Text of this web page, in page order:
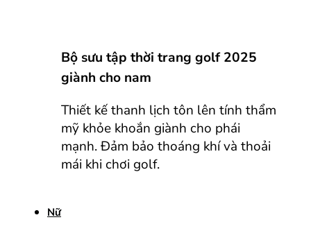
Bộ sưu tập thời trang golf 2025
giành cho nam
Thiết kế thanh lịch tôn lên tính thẩm
mỹ khỏe khoắn giành cho phái
mạnh. Đảm bảo thoáng khí và thoải
mái khi chơi golf.
Nữ